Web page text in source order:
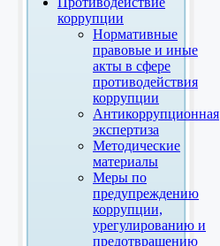
коррупции
Нормативные
правовые и иные
акты в сфере
противодействия
коррупции
Антикоррупционная
экспертиза
Методические
материалы
Меры по
предупреждению
коррупции,
урегулированию и
предотвращению